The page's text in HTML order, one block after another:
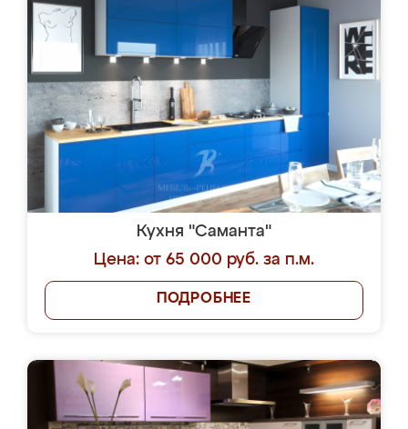
Кухня "Саманта"
Цена: от 65 000 руб. за п.м.
ПОДРОБНЕЕ